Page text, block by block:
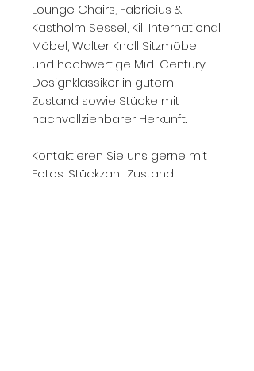
Lounge Chairs, Fabricius &
Kastholm Sessel, Kill International
Möbel, Walter Knoll Sitzmöbel
und hochwertige Mid-Century
Designklassiker in gutem
Zustand sowie Stücke mit
nachvollziehbarer Herkunft.
Kontaktieren Sie uns gerne mit
Fotos, Stückzahl, Zustand,